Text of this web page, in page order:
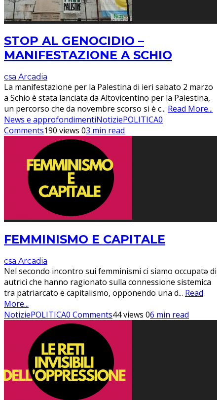
STOP AL GENOCIDIO –
MANIFESTAZIONE A SCHIO
csa Arcadia
La manifestazione per la Palestina di ieri sabato 2 marzo
a Schio è stata lanciata da Altovicentino per la Palestina,
un percorso che da novembre scorso si è c... Read More...
News e approfondimentiNotiziePOLITICA0
Comments190 views 03 min read
FEMMINISMO E CAPITALE
csa Arcadia
Nel secondo incontro sui femminismi ci siamo occupatə di
autrici che hanno ragionato sulla connessione sistemica
tra patriarcato e capitalismo, opponendo una d... Read
More...
NotiziePOLITICA0 Comments44 views 06 min read